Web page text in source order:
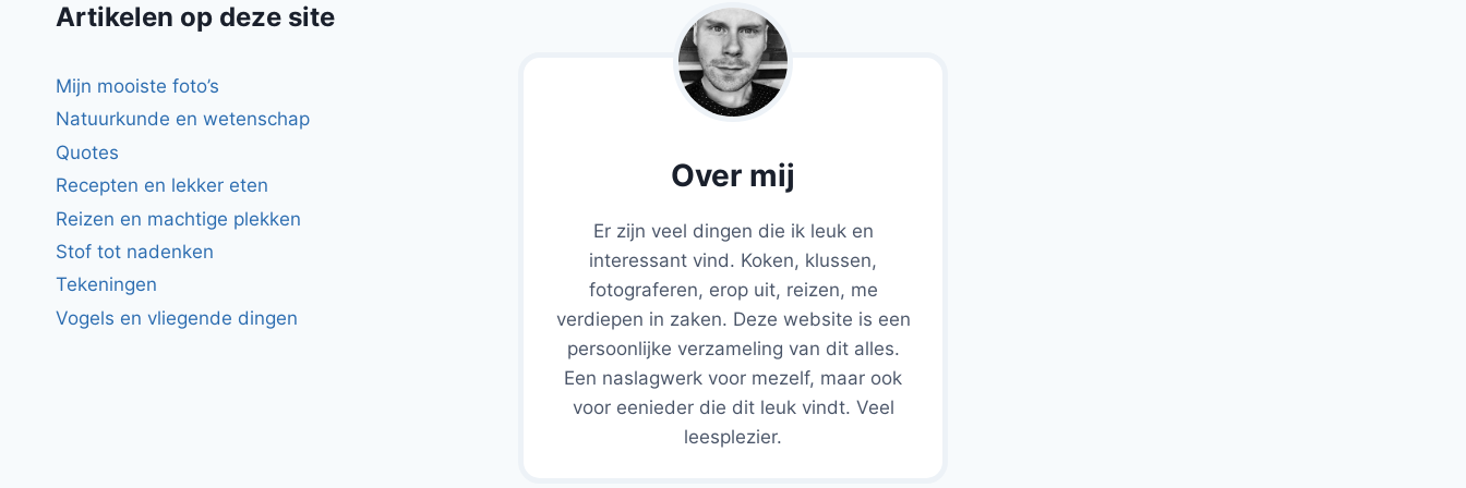
Artikelen op deze site
Mijn mooiste foto’s
Natuurkunde en wetenschap
Quotes
Recepten en lekker eten
Reizen en machtige plekken
Stof tot nadenken
Tekeningen
Vogels en vliegende dingen
Over mij
Er zijn veel dingen die ik leuk en
interessant vind. Koken, klussen,
fotograferen, erop uit, reizen, me
verdiepen in zaken. Deze website is een
persoonlijke verzameling van dit alles.
Een naslagwerk voor mezelf, maar ook
voor eenieder die dit leuk vindt. Veel
leesplezier.